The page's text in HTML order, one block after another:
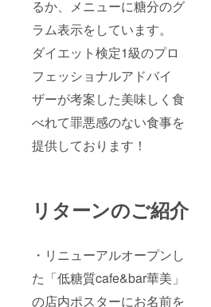
るか、メニューに糖分のグ
ラム表示をしています。
ダイエット検定1級のプロ
フェッショナルアドバイ
ザーが考案した美味しく食
べれて罪悪感のない食事を
提供しております！
リターンのご紹介
・リニューアルオープンし
た「低糖質cafe&bar華美」
の店内ポスターにお名前を